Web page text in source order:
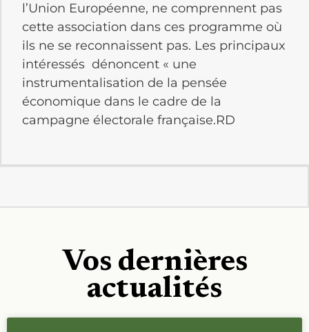
l’Union Européenne, ne comprennent pas
cette association dans ces programme où
ils ne se reconnaissent pas. Les principaux
intéressés dénoncent « une
instrumentalisation de la pensée
économique dans le cadre de la
campagne électorale française.RD
Vos dernières
actualités